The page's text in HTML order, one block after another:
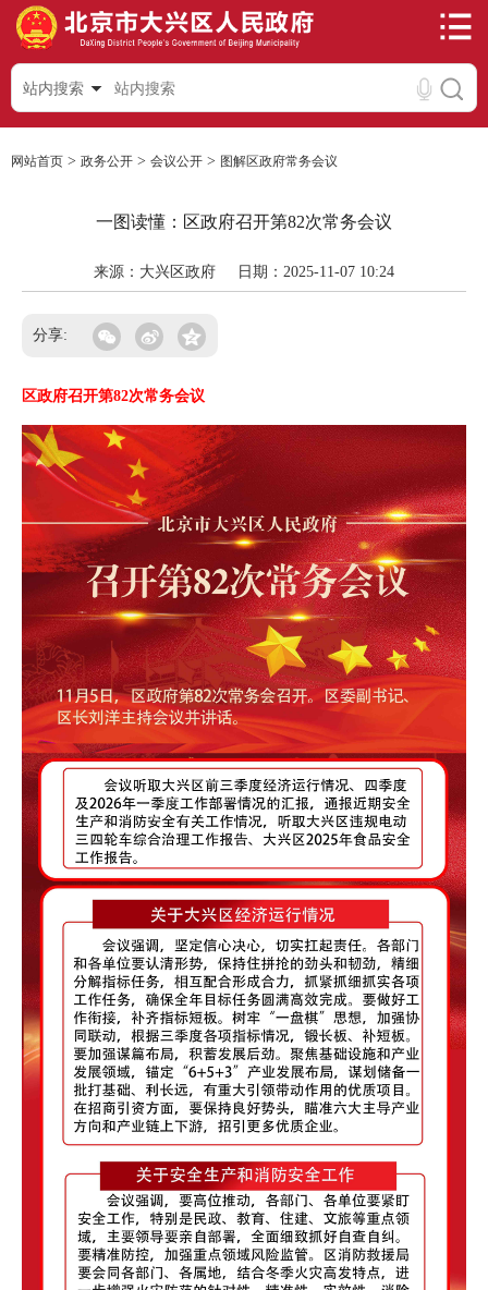
站内搜索
网站首页 > 政务公开 > 会议公开 > 图解区政府常务会议
一图读懂：区政府召开第82次常务会议
来源：大兴区政府 日期：2025-11-07 10:24
分享:
区政府召开第82次常务会议